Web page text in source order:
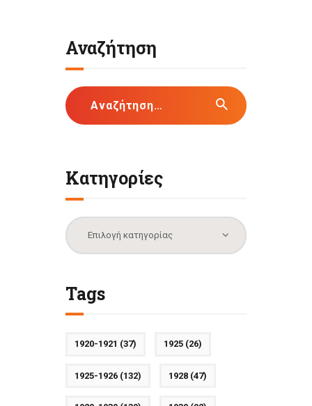
Αναζήτηση
Αναζήτηση
για:
Κατηγορίες
Κατηγορίες
Tags
1920-1921 (37) 1925(26)
1925-1926(132) 1928(47)